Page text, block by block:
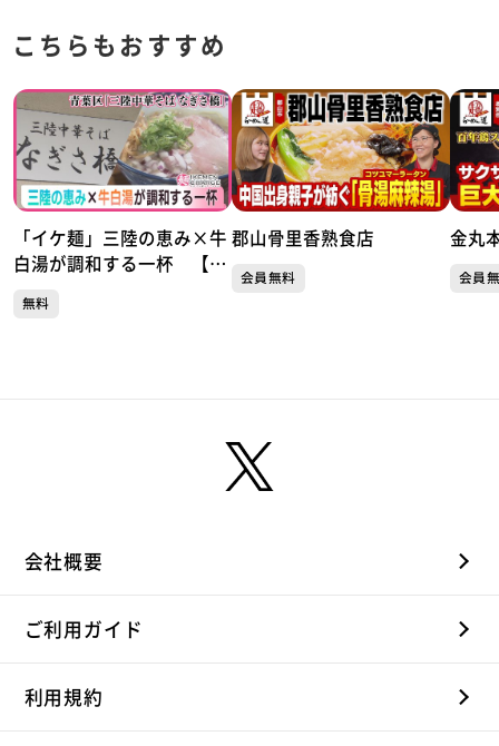
こちらもおすすめ
「イケ麺」三陸の恵み×牛
白湯が調和する一杯 【三
（仙台・青葉区）
無料
郡山骨里香熟食店
会員無料
金丸
会員
会社概要
ご利用ガイド
利用規約